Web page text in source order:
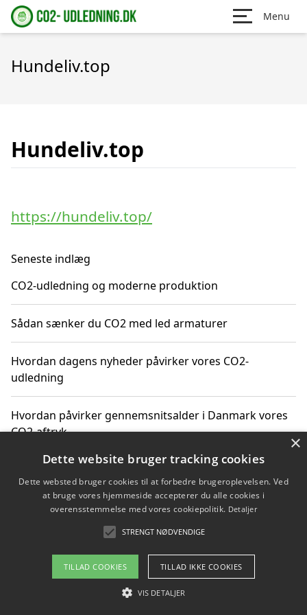
Menu
Hundeliv.top
Hundeliv.top
https://hundeliv.top/
Seneste indlæg
CO2-udledning og moderne produktion
Sådan sænker du CO2 med led armaturer
Hvordan dagens nyheder påvirker vores CO2-
udledning
Hvordan påvirker gennemsnitsalder i Danmark vores
CO2-aftryk
Hvordan nyheder om CO2-udledning påvirker vores
hverdag
Om / kontakt
Blog Betingelser
×
Dette website bruger tracking cookies
Dette websted bruger cookies til at forbedre brugeroplevelsen. Ved
at bruge vores hjemmeside accepterer du alle cookies i
overensstemmelse med vores cookiepolitik. Detaljer
STRENGT NØDVENDIGE
TILLAD COOKIES TILLAD IKKE COOKIES
VIS DETALJER